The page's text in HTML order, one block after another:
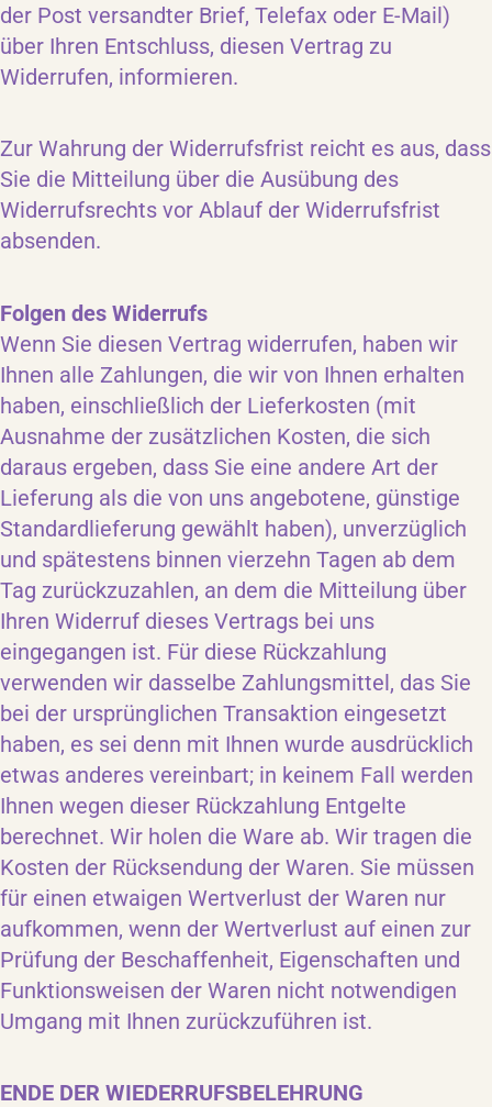
der Post versandter Brief, Telefax oder E-Mail)
über Ihren Entschluss, diesen Vertrag zu
Widerrufen, informieren.
Zur Wahrung der Widerrufsfrist reicht es aus, dass
Sie die Mitteilung über die Ausübung des
Widerrufsrechts vor Ablauf der Widerrufsfrist
absenden.
Folgen des Widerrufs
Wenn Sie diesen Vertrag widerrufen, haben wir
Ihnen alle Zahlungen, die wir von Ihnen erhalten
haben, einschließlich der Lieferkosten (mit
Ausnahme der zusätzlichen Kosten, die sich
daraus ergeben, dass Sie eine andere Art der
Lieferung als die von uns angebotene, günstige
Standardlieferung gewählt haben), unverzüglich
und spätestens binnen vierzehn Tagen ab dem
Tag zurückzuzahlen, an dem die Mitteilung über
Ihren Widerruf dieses Vertrags bei uns
eingegangen ist. Für diese Rückzahlung
verwenden wir dasselbe Zahlungsmittel, das Sie
bei der ursprünglichen Transaktion eingesetzt
haben, es sei denn mit Ihnen wurde ausdrücklich
etwas anderes vereinbart; in keinem Fall werden
Ihnen wegen dieser Rückzahlung Entgelte
berechnet. Wir holen die Ware ab. Wir tragen die
Kosten der Rücksendung der Waren. Sie müssen
für einen etwaigen Wertverlust der Waren nur
aufkommen, wenn der Wertverlust auf einen zur
Prüfung der Beschaffenheit, Eigenschaften und
Funktionsweisen der Waren nicht notwendigen
Umgang mit Ihnen zurückzuführen ist.
ENDE DER WIEDERRUFSBELEHRUNG